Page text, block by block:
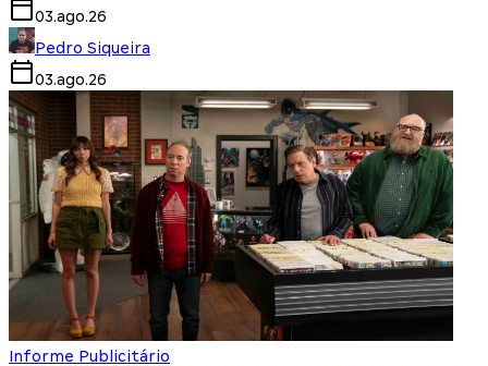
03.ago.26
Pedro Siqueira
03.ago.26
Informe Publicitário